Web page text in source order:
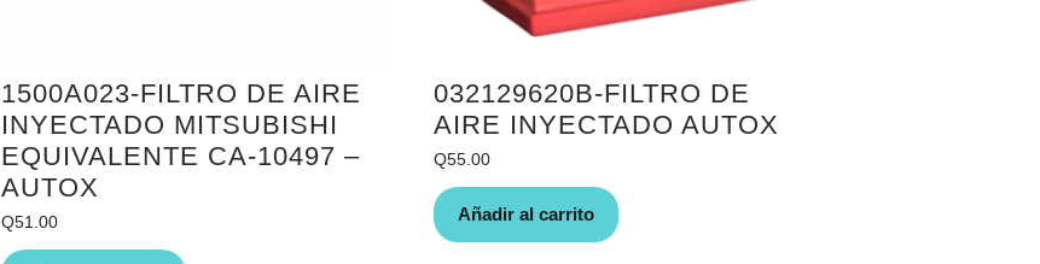
1500A023-FILTRO DE AIRE
INYECTADO MITSUBISHI
EQUIVALENTE CA-10497 –
AUTOX
Q51.00
032129620B-FILTRO DE
AIRE INYECTADO AUTOX
Q55.00
Añadir al carrito